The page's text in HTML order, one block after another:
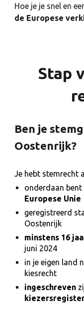
Hoe je je snel en
de Europese
Stap
Ben je
Oostenrijk?
Je hebt stemrecht
onderdaan bent
Europese Unie
geregistreerd
Oostenrijk
minstens 16
juni 2024
in je eigen land
kiesrecht
ingeschreven